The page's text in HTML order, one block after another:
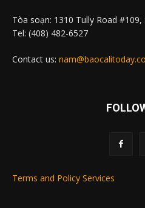
Tòa soạn: 1310 Tully Road #109,
Tel: (408) 482-6527
Contact us:
Terms and Policy Services